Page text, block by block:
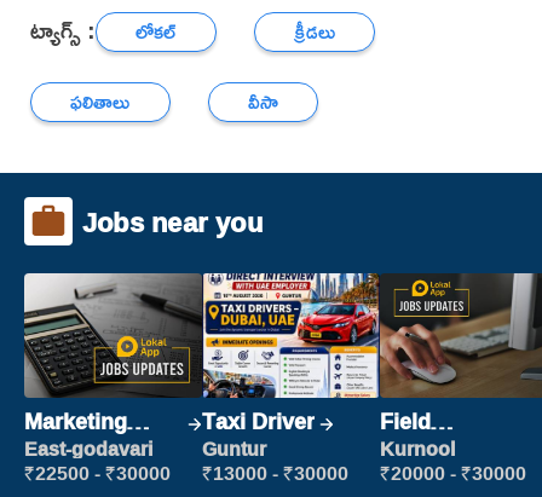
ట్యాగ్స్ : లోకల్
క్రీడలు
ఫలితాలు
వీసా
Jobs near you
Marketing
Executive
East-godavari
₹22500 - ₹30000
Taxi Driver
Guntur
₹13000 - ₹30000
Field
Marketing
Executive
Kurnool
₹20000 - ₹30000